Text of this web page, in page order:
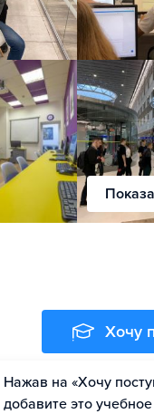
Хочу
Нажав на «Хочу
добавите это